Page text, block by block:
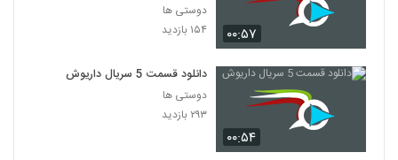
۰۰:۵۷
دوستی ها
۱۵۴ بازدید
۰۰:۵۴
دانلود قسمت 5 سریال داریوش
دوستی ها
۲۹۳ بازدید